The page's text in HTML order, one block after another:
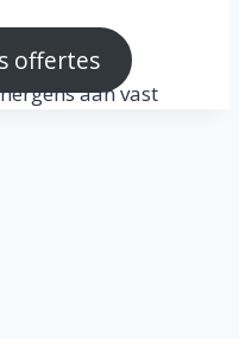
offertes
aan vast